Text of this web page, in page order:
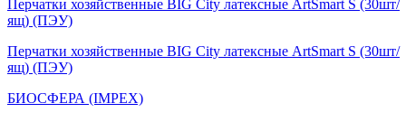
Перчатки хозяйственные BIG City латексные ArtSmart S (30шт/
ящ) (ПЭУ)
БИОСФЕРА (IMPEX)